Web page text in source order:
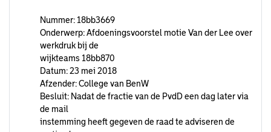
Nummer: 18bb3669
Onderwerp: Afdoeningsvoorstel motie Van der Lee over
werkdruk bij de
wijkteams 18bb870
Datum: 23 mei 2018
Afzender: College van BenW
Besluit: Nadat de fractie van de PvdD een dag later via
de mail
instemming heeft gegeven de raad te adviseren de